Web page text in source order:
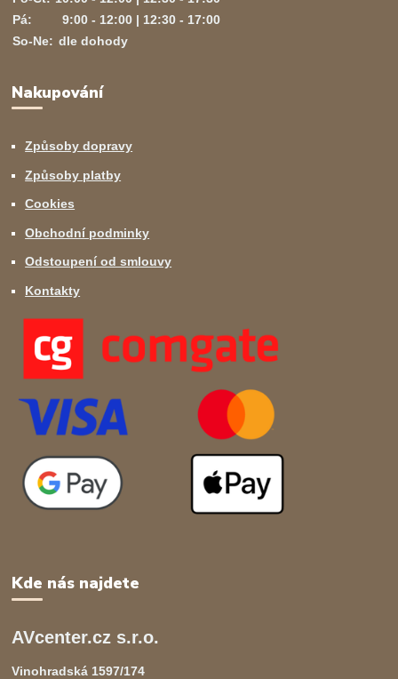
Pá:
9:00 - 12:00 | 12:30 - 17:00
So-Ne: dle dohody
Nakupování
Způsoby dopravy
Způsoby platby
Cookies
Obchodní podminky
Odstoupení od smlouvy
Kontakty
Kde nás najdete
AVcenter.cz s.r.o.
Vinohradská 1597/174